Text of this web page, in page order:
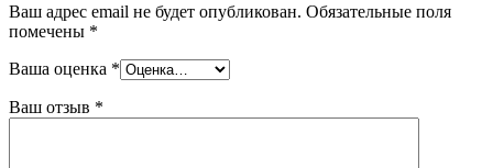
Ваш адрес email не будет опубликован. Обязательные поля
помечены *
Ваша оценка *
Ваш отзыв *